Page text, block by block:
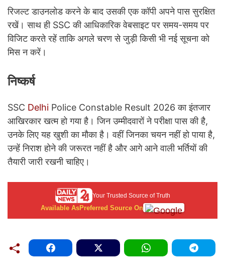
रिजल्ट डाउनलोड करने के बाद उसकी एक कॉपी अपने पास सुरक्षित
रखें। साथ ही SSC की आधिकारिक वेबसाइट पर समय-समय पर
विजिट करते रहें ताकि अगले चरण से जुड़ी किसी भी नई सूचना को
मिस न करें।
निष्कर्ष
SSC Delhi Police Constable Result 2026 का इंतजार
आखिरकार खत्म हो गया है। जिन उम्मीदवारों ने परीक्षा पास की है,
उनके लिए यह खुशी का मौका है। वहीं जिनका चयन नहीं हो पाया है,
उन्हें निराश होने की जरूरत नहीं है और आगे आने वाली भर्तियों की
तैयारी जारी रखनी चाहिए।
Your Trusted Source of Truth
Available AsPreferred Source On